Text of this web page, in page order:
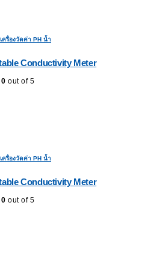
เครื่องวัดค่า PH น้ำ
Conductivity Meter
0 out of 5
เครื่องวัดค่า PH น้ำ
Conductivity Meter
0 out of 5